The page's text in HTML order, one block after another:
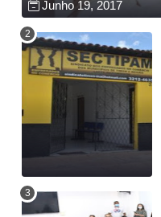
Junho 19, 2017